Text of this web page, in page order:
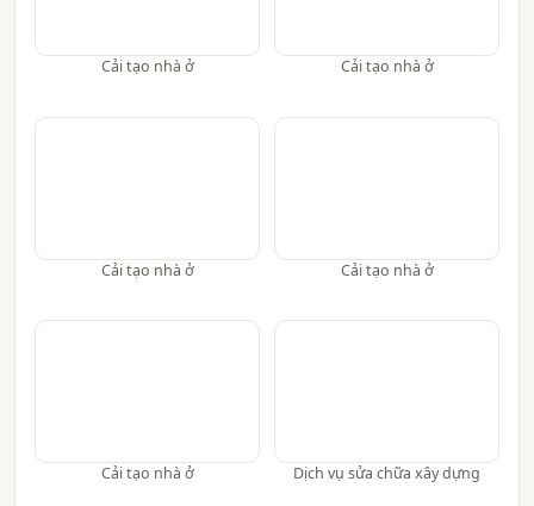
Cải tạo nhà ở Cải tạo nhà ở
Cải tạo nhà ở Cải tạo nhà ở
Cải tạo nhà ở Dịch vụ sửa chữa xây dựng